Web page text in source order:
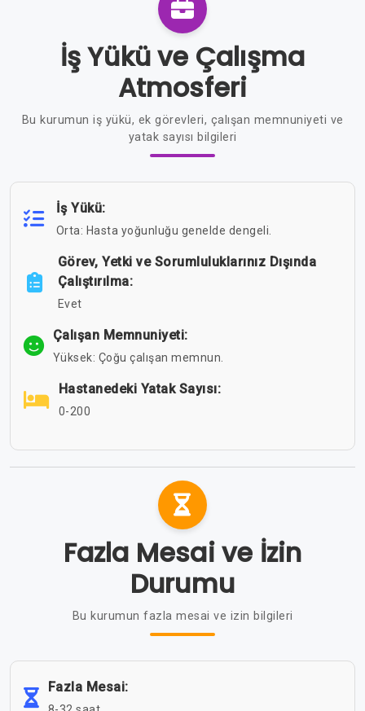
İş Yükü ve Çalışma
Atmosferi
Bu kurumun iş yükü, ek görevleri, çalışan memnuniyeti ve
yatak sayısı bilgileri
İş Yükü:
Orta: Hasta yoğunluğu genelde dengeli.
Görev, Yetki ve Sorumluluklarınız Dışında
Çalıştırılma:
Evet
Çalışan Memnuniyeti:
Yüksek: Çoğu çalışan memnun.
Hastanedeki Yatak Sayısı:
0-200
Fazla Mesai ve İzin
Durumu
Bu kurumun fazla mesai ve izin bilgileri
Fazla Mesai: